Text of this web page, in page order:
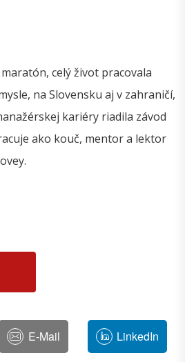
celý život pracovala
na Slovensku aj v zahraničí,
kariéry riadila závod
ako kouč, mentor a lektor
E-Mail LinkedIn